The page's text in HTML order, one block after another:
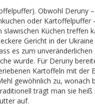
Obwohl Deruny –
oder Kartoffelpuffer
slawischen Küchen treffen
Gericht in der
es zum
wurde. Für Deruny
Kartoffeln mit der
gewöhnlich zu, wonach
trägt man sie
auf.